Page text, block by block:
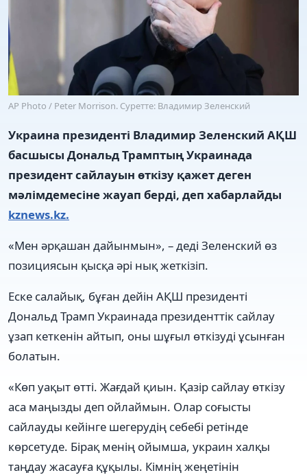
AP Photo / Peter Morrison. Суретте: Владимир Зеленский
Украина президенті Владимир Зеленский АҚШ
басшысы Дональд Трамптың Украинада
президент сайлауын өткізу қажет деген
мәлімдемесіне жауап берді, деп хабарлайды
kznews.kz.
«Мен әрқашан дайынмын», – деді Зеленский өз
позициясын қысқа әрі нық жеткізіп.
Еске салайық, бұған дейін АҚШ президенті
Дональд Трамп Украинада президенттік сайлау
ұзап кеткенін айтып, оны шұғыл өткізуді ұсынған
болатын.
«Көп уақыт өтті. Жағдай қиын. Қазір сайлау өткізу
аса маңызды деп ойлаймын. Олар соғысты
сайлауды кейінге шегерудің себебі ретінде
көрсетуде. Бірақ менің ойымша, украин халқы
таңдау жасауға құқылы. Кімнің жеңетінін